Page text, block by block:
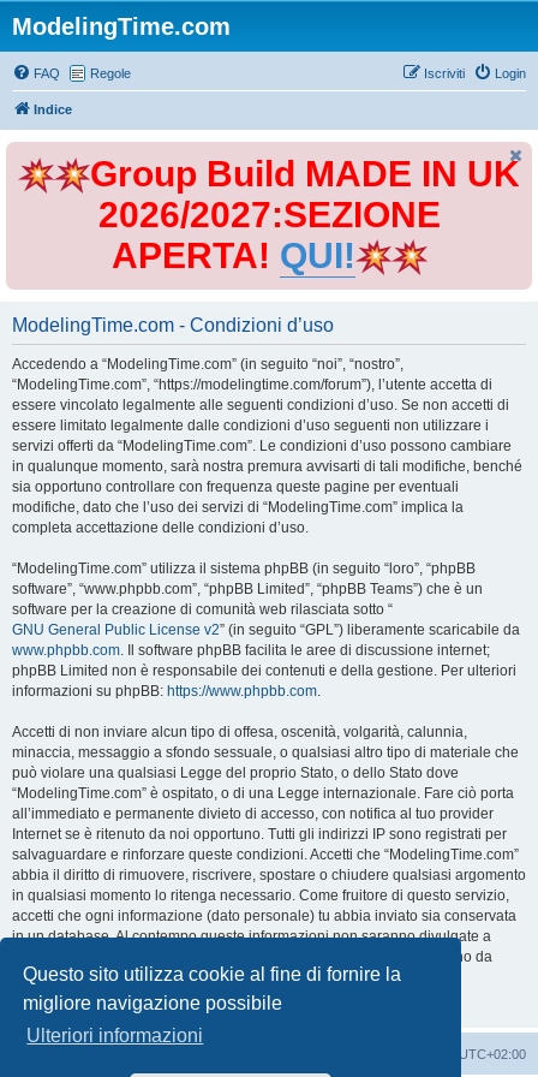
Questo sito utilizza cookie al fine di fornire la
migliore navigazione possibile
Ulteriori informazioni
ModelingTime.com
FAQ Regole Login
Iscriviti
Indice
Group Build MADE IN UK
2026/2027:SEZIONE
APERTA! QUI!
ModelingTime.com - Condizioni d’uso
Accedendo a “ModelingTime.com” (in seguito “noi”, “nostro”,
“ModelingTime.com”, “https://modelingtime.com/forum”), l’utente accetta di
essere vincolato legalmente alle seguenti condizioni d’uso. Se non accetti di
essere limitato legalmente dalle condizioni d’uso seguenti non utilizzare i
servizi offerti da “ModelingTime.com”. Le condizioni d’uso possono cambiare
in qualunque momento, sarà nostra premura avvisarti di tali modifiche, benché
sia opportuno controllare con frequenza queste pagine per eventuali
modifiche, dato che l’uso dei servizi di “ModelingTime.com” implica la
completa accettazione delle condizioni d’uso.
“ModelingTime.com” utilizza il sistema phpBB (in seguito “loro”, “phpBB
software”, “www.phpbb.com”, “phpBB Limited”, “phpBB Teams”) che è un
software per la creazione di comunità web rilasciata sotto “
GNU General Public License v2” (in seguito “GPL”) liberamente scaricabile da
www.phpbb.com. Il software phpBB facilita le aree di discussione internet;
phpBB Limited non è responsabile dei contenuti e della gestione. Per ulteriori
informazioni su phpBB: https://www.phpbb.com.
Accetti di non inviare alcun tipo di offesa, oscenità, volgarità, calunnia,
minaccia, messaggio a sfondo sessuale, o qualsiasi altro tipo di materiale che
può violare una qualsiasi Legge del proprio Stato, o dello Stato dove
“ModelingTime.com” è ospitato, o di una Legge internazionale. Fare ciò porta
all’immediato e permanente divieto di accesso, con notifica al tuo provider
Internet se è ritenuto da noi opportuno. Tutti gli indirizzi IP sono registrati per
salvaguardare e rinforzare queste condizioni. Accetti che “ModelingTime.com”
abbia il diritto di rimuovere, riscrivere, spostare o chiudere qualsiasi argomento
in qualsiasi momento lo ritenga necessario. Come fruitore di questo servizio,
accetti che ogni informazione (dato personale) tu abbia inviato sia conservata
in un database. Al contempo queste informazioni non saranno divulgate a
nessuno senza il tuo consenso, né “ModelingTime.com” o phpBB sono da
ritenersi responsabili per qualsiasi violazione al sistema che possa
compromettere queste informazioni.
UTC+02:00